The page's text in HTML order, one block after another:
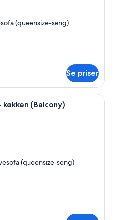
(queensize-seng)
Se priser
en balkon med udsigt.
Et hotelværelse med en stor seng, fjernsyn,
(Balcony)
(queensize-seng)